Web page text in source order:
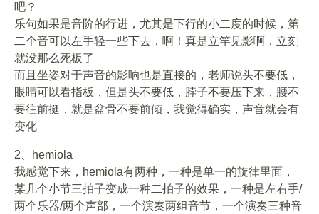
吧？
乐句如果是音阶的行进，尤其是下行的小二度的时候，第
二个音可以左手轻一些下去，啊！真是立竿见影啊，立刻
就没那么死板了
而且坐姿对于声音的影响也是直接的，老师说头不要低，
眼睛可以看指板，但是头不要低，脖子不要压下来，腰不
要往前挺，就是盆骨不要前倾，我觉得确实，声音就会有
变化
2、hemiola
我感觉下来，hemiola有两种，一种是单一的旋律里面，
某几个小节三拍子变成一种二拍子的效果，一种是左右手/
两个乐器/两个声部，一个演奏两组音节，一个演奏三种音